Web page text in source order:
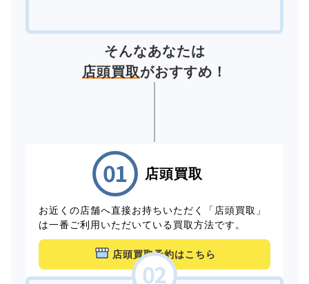
そんなあなたは
店頭買取がおすすめ！
店頭買取
お近くの店舗へ直接お持ちいただく「店頭買取」
は一番ご利用いただいている買取方法です。
店頭買取予約はこちら